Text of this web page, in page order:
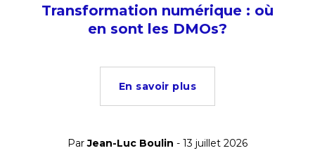
Transformation numérique : où
en sont les DMOs?
En savoir plus
ParJean-Luc Boulin - 13 juillet 2026